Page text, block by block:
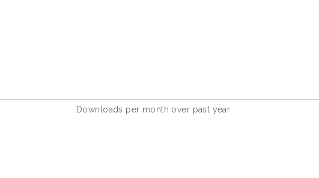
Downloads per month over past year